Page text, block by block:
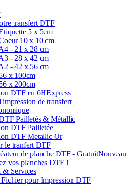
transfert DTF
5 x 5cm
10 x 10 cm
- 21 x 28 cm
- 28 x 42 cm
- 42 x 56 cm
x 100cm
x 200cm
DTF en 6HExpress
de transfert
Pailletés & Métallic
DTF Pailletée
DTF Metallic Or
le tranfert DTF
de planche DTF - GratuitNouveau
vos planches DTF !
& Services
pour Impression DTF